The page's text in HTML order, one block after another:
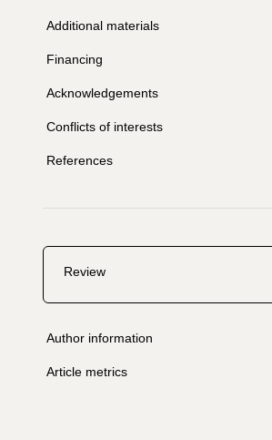
Additional materials
Financing
Acknowledgements
Conflicts of interests
References
Review
Author information
Article metrics